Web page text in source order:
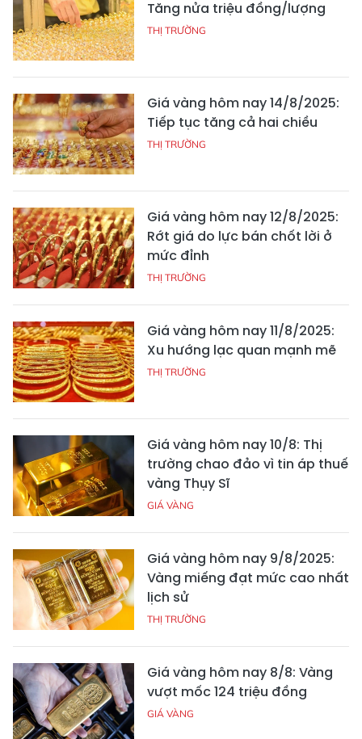
Tăng nửa triệu đồng/lượng
THỊ TRƯỜNG
Giá vàng hôm nay 14/8/2025:
Tiếp tục tăng cả hai chiều
THỊ TRƯỜNG
Giá vàng hôm nay 12/8/2025:
Rớt giá do lực bán chốt lời ở
mức đỉnh
THỊ TRƯỜNG
Giá vàng hôm nay 11/8/2025:
Xu hướng lạc quan mạnh mẽ
THỊ TRƯỜNG
Giá vàng hôm nay 10/8: Thị
trường chao đảo vì tin áp thuế
vàng Thụy Sĩ
GIÁ VÀNG
Giá vàng hôm nay 9/8/2025:
Vàng miếng đạt mức cao nhất
lịch sử
THỊ TRƯỜNG
Giá vàng hôm nay 8/8: Vàng
vượt mốc 124 triệu đồng
GIÁ VÀNG